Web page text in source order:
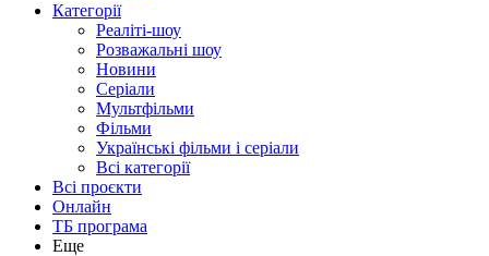
Категорії
Реаліті-шоу
Розважальні шоу
Новини
Серіали
Мультфільми
Фільми
Українські фільми і серіали
Всі категорії
Всі проєкти
Онлайн
ТБ програма
Еще